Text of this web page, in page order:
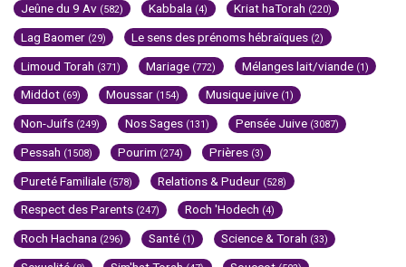
Jeûne du 9 Av (582) Kabbala (4) Kriat haTorah (220)
Lag Baomer (29) Le sens des prénoms hébraïques (2)
Limoud Torah (371) Mariage (772) Mélanges lait/viande (1)
Middot (69) Moussar (154) Musique juive (1)
Non-Juifs (249) Nos Sages (131) Pensée Juive (3087)
Pessah (1508) Pourim (274) Prières (3)
Pureté Familiale (578) Relations & Pudeur (528)
Respect des Parents (247) Roch 'Hodech (4)
Roch Hachana (296) Santé (1) Science & Torah (33)